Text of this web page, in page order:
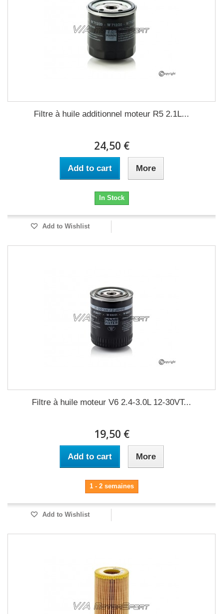
Filtre à huile additionnel moteur R5 2.1L...
24,50 €
Add to cart More
In Stock
Add to Wishlist
Filtre à huile moteur V6 2.4-3.0L 12-30VT...
19,50 €
Add to cart More
1 - 2 semaines
Add to Wishlist